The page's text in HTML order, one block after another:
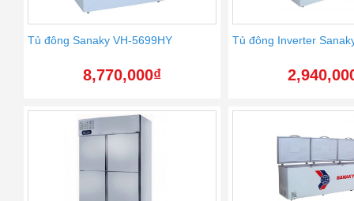
Tủ đông Sanaky VH-5699HY
8,770,000₫
Tủ đông Inverter